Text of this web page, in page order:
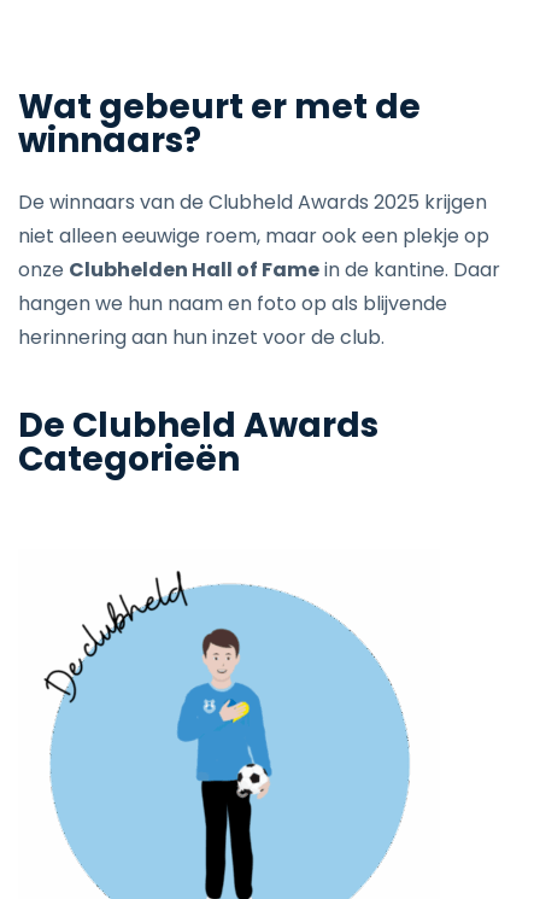
Wat gebeurt er met de
winnaars?
De winnaars van de Clubheld Awards 2025 krijgen
niet alleen eeuwige roem, maar ook een plekje op
onze Clubhelden Hall of Famein de kantine. Daar
hangen we hun naam en foto op als blijvende
herinnering aan hun inzet voor de club.
De Clubheld Awards
Categorieën